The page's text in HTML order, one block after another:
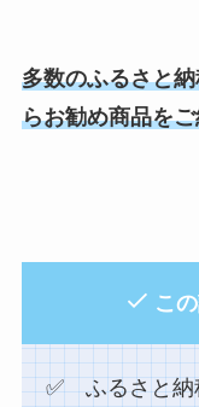
多数のふるさと
らお勧め商品を
こ
✅ ふるさと納